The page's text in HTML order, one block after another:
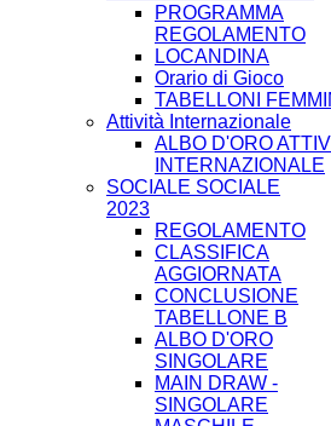
PROGRAMMA
REGOLAMENTO
LOCANDINA
Orario di Gioco
TABELLONI
Attività Internazionale
ALBO D'ORO
INTERNAZIONALE
SOCIALE SOCIALE
2023
REGOLAMENTO
CLASSIFICA
AGGIORNATA
CONCLUSIONE
TABELLONE B
ALBO D'ORO
SINGOLARE
MAIN DRAW -
SINGOLARE